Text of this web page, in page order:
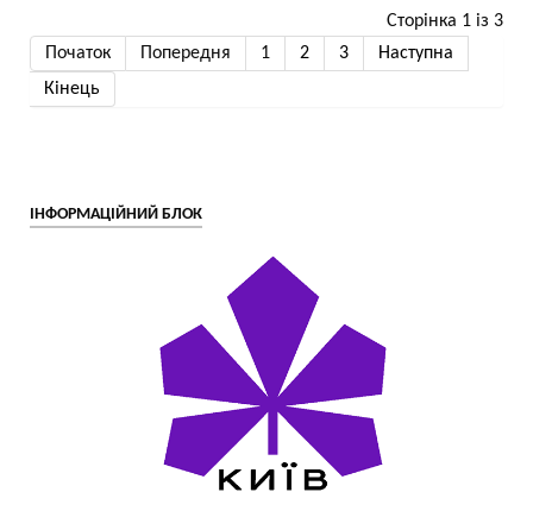
Сторінка 1 із 3
Початок
Попередня 1 2 3
Наступна
Кінець
ІНФОРМАЦІЙНИЙ БЛОК